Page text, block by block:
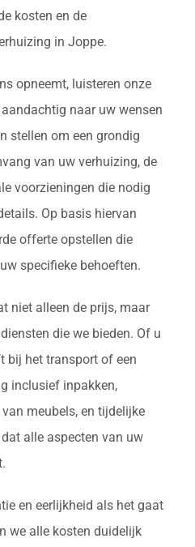
kosten en de
in Joppe.
opneemt, luisteren onze
naar uw wensen
stellen om een grondig
van uw verhuizing, de
voorzieningen die nodig
Op basis hiervan
offerte opstellen die
specifieke behoeften.
niet alleen de prijs, maar
die we bieden. Of u
bij het transport of een
inclusief inpakken,
meubels, en tijdelijke
alle aspecten van uw
en eerlijkheid als het gaat
we alle kosten duidelijk